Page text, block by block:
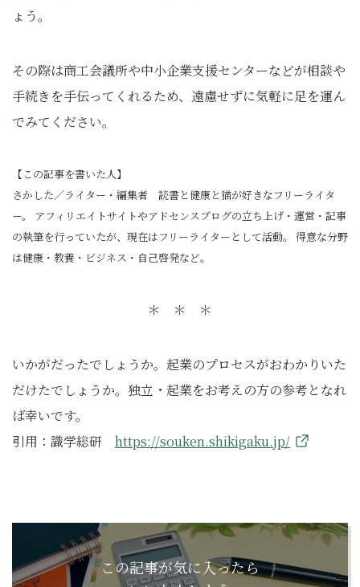
ょう。
その際は商工会議所や中小企業支援センターなどが相談や
手続きを手伝ってくれるため、遠慮せずに気軽に足を運ん
でみてください。
【この記事を書いた人】
さかした／ライター・編集者 読書と健康と猫が好きなフリーライタ
ー。 アフィリエイトサイトやアドセンスブログの立ち上げ・運営・記事
の執筆を行っていたが、現在はフリーライターとして活動。 得意な分野
は健康・教養・ビジネス・自己啓発など。
＊ ＊ ＊
いかがだったでしょうか。起業のプロセスがおわかりいた
だけたでしょうか。独立・起業をお考えの方の参考となれ
ば幸いです。
引用：識学総研 https://souken.shikigaku.jp/
この記事が気に入ったら